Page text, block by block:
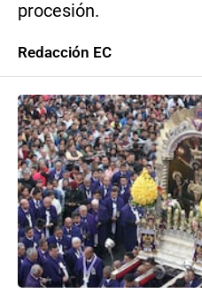
procesión.
Redacción EC